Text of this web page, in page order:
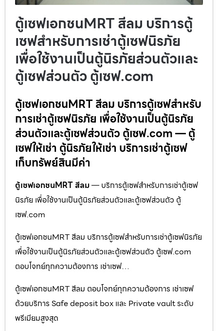
ตู้เซฟเอกชนMRT สีลม บริการตู้
เซฟสำหรับการเช่าตู้เซฟนิรภัย
เพื่อใช้งานเป็นตู้นิรภัยส่วนตัวและ
ตู้เซฟส่วนตัว ตู้เซฟ.com
ตู้เซฟเอกชนMRT สีลม บริการตู้เซฟสำหรับ
การเช่าตู้เซฟนิรภัย เพื่อใช้งานเป็นตู้นิรภัย
ส่วนตัวและตู้เซฟส่วนตัว ตู้เซฟ.com — ตู้
เซฟให้เช่า ตู้นิรภัยให้เช่า บริการเช่าตู้เซฟ
เก็บทรัพย์สินมีค่า
ตู้เซฟเอกชนMRT สีลม— บริการตู้เซฟสำหรับการเช่าตู้เซฟ
นิรภัย เพื่อใช้งานเป็นตู้นิรภัยส่วนตัวและตู้เซฟส่วนตัว ตู้
เซฟ.com
ตู้เซฟเอกชนMRT สีลม บริการตู้เซฟสำหรับการเช่าตู้เซฟนิรภัย
เพื่อใช้งานเป็นตู้นิรภัยส่วนตัวและตู้เซฟส่วนตัว ตู้เซฟ.com
ตอบโจทย์ทุกความต้องการ เช่าเซฟ…
ตู้เซฟเอกชนMRT สีลม ตอบโจทย์ทุกความต้องการ เช่าเซฟ
ด้วยบริการ Safe deposit box และ Private vault ระดับ
พรีเมียมสูงสุด